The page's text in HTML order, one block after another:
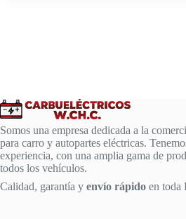
Somos una empresa dedicada a la
para carro y autopartes eléctricas.
experiencia, con una amplia gama de
todos los vehículos.
Calidad, garantía y envío rápido en toda